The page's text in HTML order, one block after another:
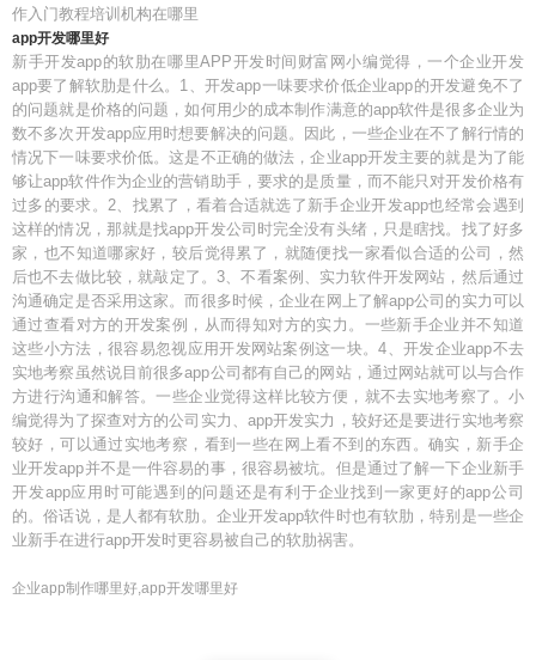
作入门教程培训机构在哪里
app开发哪里好
新手开发app的软肋在哪里APP开发时间财富网小编觉得，一个企业开发
app要了解软肋是什么。1、开发app一味要求价低企业app的开发避免不了
的问题就是价格的问题，如何用少的成本制作满意的app软件是很多企业为
数不多次开发app应用时想要解决的问题。因此，一些企业在不了解行情的
情况下一味要求价低。这是不正确的做法，企业app开发主要的就是为了能
够让app软件作为企业的营销助手，要求的是质量，而不能只对开发价格有
过多的要求。2、找累了，看着合适就选了新手企业开发app也经常会遇到
这样的情况，那就是找app开发公司时完全没有头绪，只是瞎找。找了好多
家，也不知道哪家好，较后觉得累了，就随便找一家看似合适的公司，然
后也不去做比较，就敲定了。3、不看案例、实力软件开发网站，然后通过
沟通确定是否采用这家。而很多时候，企业在网上了解app公司的实力可以
通过查看对方的开发案例，从而得知对方的实力。一些新手企业并不知道
这些小方法，很容易忽视应用开发网站案例这一块。4、开发企业app不去
实地考察虽然说目前很多app公司都有自己的网站，通过网站就可以与合作
方进行沟通和解答。一些企业觉得这样比较方便，就不去实地考察了。小
编觉得为了探查对方的公司实力、app开发实力，较好还是要进行实地考察
较好，可以通过实地考察，看到一些在网上看不到的东西。确实，新手企
业开发app并不是一件容易的事，很容易被坑。但是通过了解一下企业新手
开发app应用时可能遇到的问题还是有利于企业找到一家更好的app公司
的。俗话说，是人都有软肋。企业开发app软件时也有软肋，特别是一些企
业新手在进行app开发时更容易被自己的软肋祸害。
企业app制作哪里好,app开发哪里好